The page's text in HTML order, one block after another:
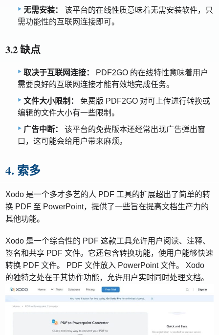
无需安装：
该平台的在线性质意味着无需安装软件，只
需功能性的互联网连接即可。
3.2 缺点
取决于互联网连接：
PDF2GO 的在线特性意味着用户
需要良好的互联网连接才能有效地完成任务。
文件大小限制：
免费版 PDF2GO 对可上传进行转换或
编辑的文件大小有一些限制。
广告中断：
该平台的免费版本还经常出现广告弹出窗
口，这可能会给用户带来麻烦。
4. 索多
Xodo 是一个多才多艺的人 PDF 工具的扩展超出了简单的转
换 PDF 至 PowerPoint，提供了一些旨在提高文档生产力的
其他功能。
Xodo 是一个综合性的 PDF 这款工具允许用户阅读、注释、
签名和共享 PDF 文件。它还包含转换功能，使用户能够快速
转换 PDF 文件。 PDF 文件放入 PowerPoint 文件。 Xodo
的独特之处在于其协作功能，允许用户实时同时处理文档。